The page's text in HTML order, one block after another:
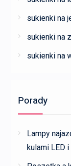
sukienki na
sukienki na
sukienki na
Porady
Lampy
kulami LED